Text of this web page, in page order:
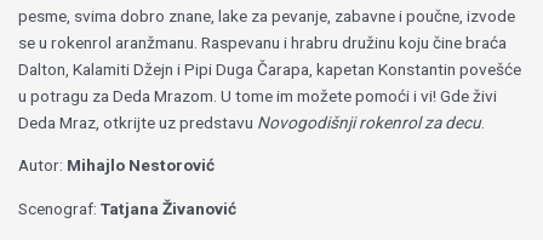
pesme, svima dobro znane, lake za pevanje, zabavne i poučne, izvode
se u rokenrol aranžmanu. Raspevanu i hrabru družinu koju čine braća
Dalton, Kalamiti Džejn i Pipi Duga Čarapa, kapetan Konstantin povešće
u potragu za Deda Mrazom. U tome im možete pomoći i vi! Gde živi
Deda Mraz, otkrijte uz predstavu Novogodišnji rokenrol za decu.
Autor: Mihajlo Nestorović
Scenograf:Tatjana Živanović